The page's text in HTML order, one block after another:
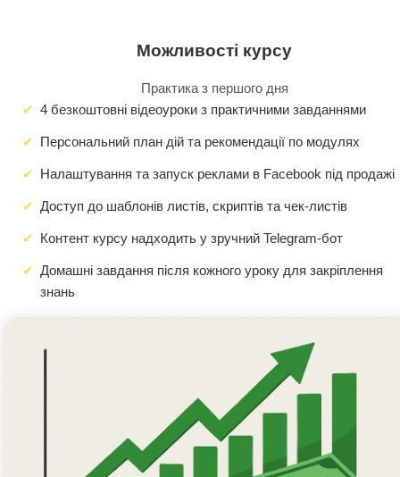
Можливості курсу
Практика з першого дня
4 безкоштовні відеоуроки з практичними завданнями
Персональний план дій та рекомендації по модулях
Налаштування та запуск реклами в Facebook під продажі
Доступ до шаблонів листів, скриптів та чек-листів
Контент курсу надходить у зручний Telegram-бот
Домашні завдання після кожного уроку для закріплення
знань